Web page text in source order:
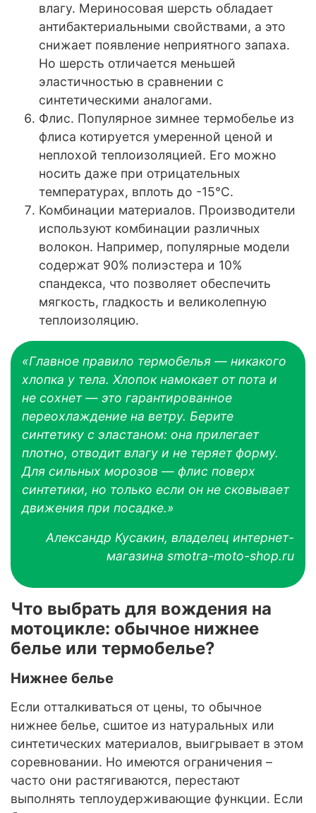
влагу. Мериносовая шерсть обладает
антибактериальными свойствами, а это
снижает появление неприятного запаха.
Но шерсть отличается меньшей
эластичностью в сравнении с
синтетическими аналогами.
Флис. Популярное зимнее термобелье из
флиса котируется умеренной ценой и
неплохой теплоизоляцией. Его можно
носить даже при отрицательных
температурах, вплоть до -15°C.
Комбинации материалов. Производители
используют комбинации различных
волокон. Например, популярные модели
содержат 90% полиэстера и 10%
спандекса, что позволяет обеспечить
мягкость, гладкость и великолепную
теплоизоляцию.
«Главное правило термобелья — никакого
хлопка у тела. Хлопок намокает от пота и
не сохнет — это гарантированное
переохлаждение на ветру. Берите
синтетику с эластаном: она прилегает
плотно, отводит влагу и не теряет форму.
Для сильных морозов — флис поверх
синтетики, но только если он не сковывает
движения при посадке.»
Александр Кусакин, владелец интернет-
магазина smotra-moto-shop.ru
Что выбрать для вождения на
мотоцикле: обычное нижнее
белье или термобелье?
Нижнее белье
Если отталкиваться от цены, то обычное
нижнее белье, сшитое из натуральных или
синтетических материалов, выигрывает в этом
соревновании. Но имеются ограничения –
часто они растягиваются, перестают
выполнять теплоудерживающие функции. Если